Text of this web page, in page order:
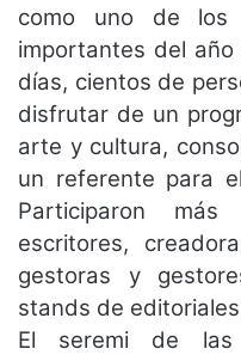
como uno de los
importantes del
días, cientos de
disfrutar de un
arte y cultura,
un referente para
Participaron
escritores,
gestoras y
stands de
El seremi de las